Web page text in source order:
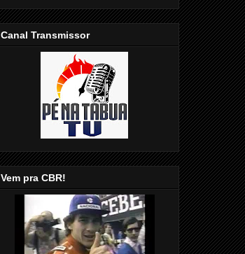
Canal Transmissor
Vem pra CBR!